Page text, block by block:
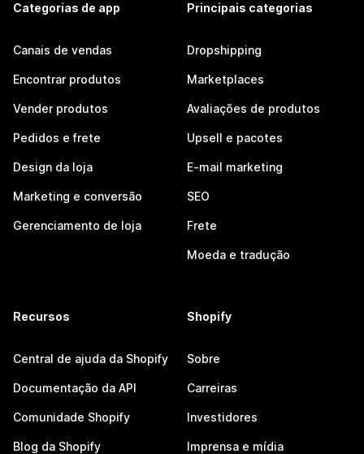
Categorias de app
Canais de vendas
Encontrar produtos
Vender produtos
Pedidos e frete
Design da loja
Marketing e conversão
Gerenciamento de loja
Principais categorias
Dropshipping
Marketplaces
Avaliações de produtos
Upsell e pacotes
E-mail marketing
SEO
Frete
Moeda e tradução
Recursos
Central de ajuda da Shopify
Documentação da API
Comunidade Shopify
Blog da Shopify
Shopify
Sobre
Carreiras
Investidores
Imprensa e mídia